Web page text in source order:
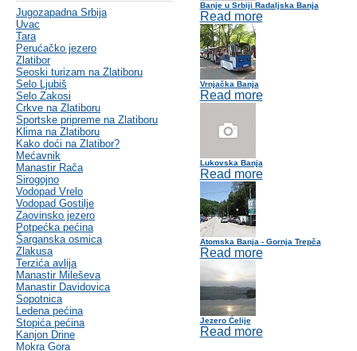
Jugozapadna Srbija
Uvac
Tara
Perućačko jezero
Zlatibor
Seoski turizam na Zlatiboru
Selo Ljubiš
Selo Zakosi
Crkve na Zlatiboru
Sportske pripreme na Zlatiboru
Klima na Zlatiboru
Kako doći na Zlatibor?
Mećavnik
Manastir Rača
Sirogojno
Vodopad Vrelo
Vodopad Gostilje
Zaovinsko jezero
Potpećka pećina
Šarganska osmica
Zlakusa
Terzića avlija
Manastir Mileševa
Manastir Davidovica
Sopotnica
Ledena pećina
Stopića pećina
Kanjon Drine
Mokra Gora
Banje u Srbiji Radaljska Banja
Read more
Vrnjačka Banja
Read more
Lukovska Banja
Read more
Atomska Banja - Gornja Trepča
Read more
Jezero Ćelije
Read more